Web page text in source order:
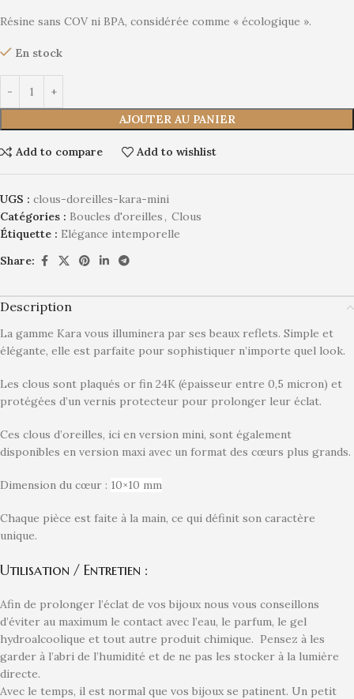
Résine sans COV ni BPA, considérée comme « écologique ».
En stock
AJOUTER AU PANIER
Add to compare Add to wishlist
UGS : clous-doreilles-kara-mini
Catégories : Boucles d'oreilles, Clous
Étiquette : Elégance intemporelle
Share:
Description
La gamme Kara vous illuminera par ses beaux reflets. Simple et
élégante, elle est parfaite pour sophistiquer n’importe quel look.
Les clous sont plaqués or fin 24K (épaisseur entre 0,5 micron) et
protégées d’un vernis protecteur pour prolonger leur éclat.
Ces clous d’oreilles, ici en version mini, sont également
disponibles en version maxi avec un format des cœurs plus grands.
Dimension du cœur : 10×10 mm
Chaque pièce est faite à la main, ce qui définit son caractère
unique.
Utilisation / Entretien :
Afin de prolonger l’éclat de vos bijoux nous vous conseillons
d’éviter au maximum le contact avec l’eau, le parfum, le gel
hydroalcoolique et tout autre produit chimique. Pensez à les
garder à l’abri de l’humidité et de ne pas les stocker à la lumière
directe.
Avec le temps, il est normal que vos bijoux se patinent. Un petit